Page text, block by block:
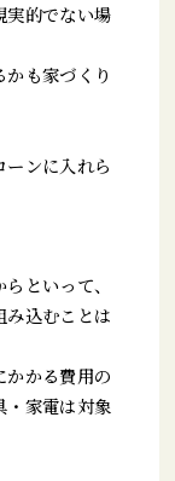
実的でない場
も家づくり
ンに入れら
といって、
込むことは
かる費用の
・家電は対象